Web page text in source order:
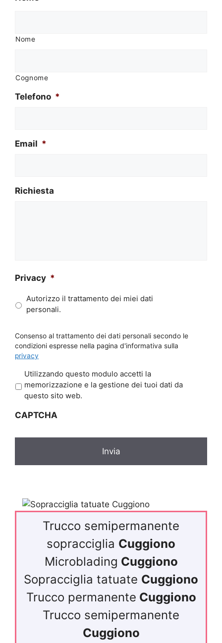
Nome
Cognome
Telefono *
Email *
Richiesta
Privacy *
Autorizzo il trattamento dei miei dati
personali.
Consenso al trattamento dei dati personali secondo le
condizioni espresse nella pagina d'informativa sulla
privacy
r
a
y
Utilizzando questo modulo accetti la
memorizzazione e la gestione dei tuoi dati da
questo sito web.
CAPTCHA
Trucco semipermanente
sopracciglia Cuggiono
Microblading Cuggiono
Sopracciglia tatuate Cuggiono
Trucco permanente Cuggiono
Trucco semipermanente
Cuggiono